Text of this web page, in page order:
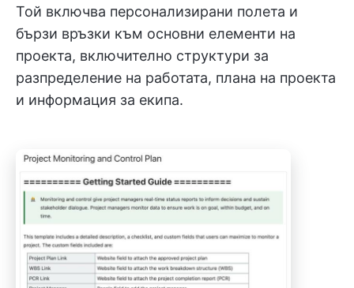
Той включва персонализирани полета и
бързи връзки към основни елементи на
проекта, включително структури за
разпределение на работата, плана на проекта
и информация за екипа.